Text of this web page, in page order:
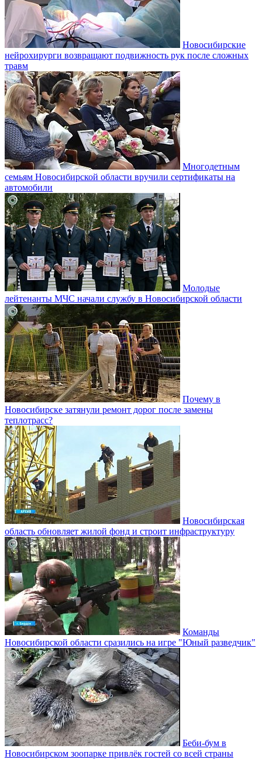
Новосибирские
нейрохирурги возвращают подвижность рук после сложных
травм
Многодетным
семьям Новосибирской области вручили сертификаты на
автомобили
Молодые
лейтенанты МЧС начали службу в Новосибирской области
Почему в
Новосибирске затянули ремонт дорог после замены
теплотрасс?
Новосибирская
область обновляет жилой фонд и строит инфраструктуру
Команды
Новосибирской области сразились на игре "Юный разведчик"
Беби-бум в
Новосибирском зоопарке привлёк гостей со всей страны